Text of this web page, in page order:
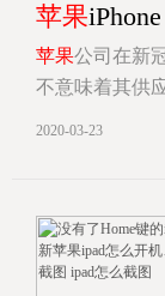
苹果
苹果公司在新
不意味着其供
2020-03-23